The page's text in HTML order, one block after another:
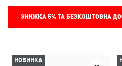
ЗНИЖКА 5%ТА БЕЗКОШТОВНА
НОВИНКА